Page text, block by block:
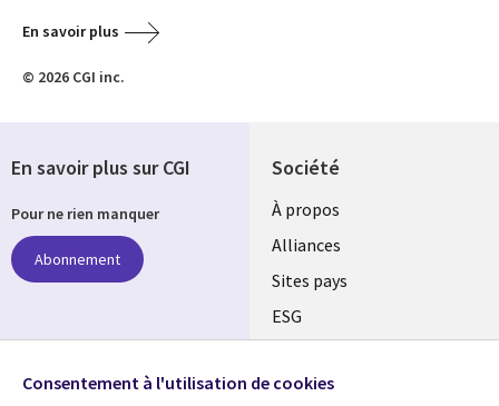
En savoir plus
© 2026 CGI inc.
Société
À propos
Alliances
Sites pays
ESG
Fusions
En savoir plus sur CGI
Pour ne rien manquer
Abonnement
Suivez-nous
Consentement à l'utilisation de cookies